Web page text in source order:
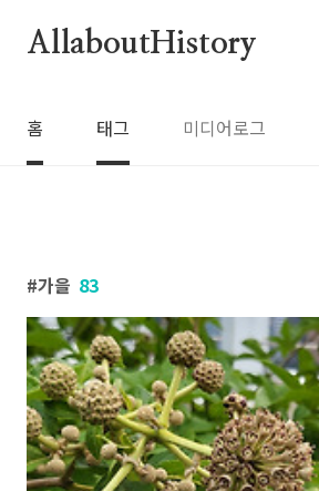
AllaboutHistory
홈 태그 미디어로그
가을 83